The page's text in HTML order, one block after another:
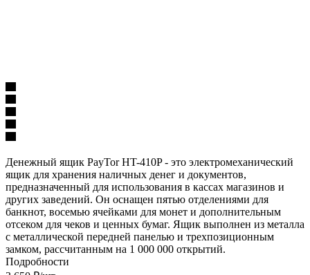
Денежный ящик PayTor HT-410P - это электромеханический
ящик для хранения наличных денег и документов,
предназначенный для использования в кассах магазинов и
других заведений. Он оснащен пятью отделениями для
банкнот, восемью ячейками для монет и дополнительным
отсеком для чеков и ценных бумаг. Ящик выполнен из металла
с металлической передней панелью и трехпозиционным
замком, рассчитанным на 1 000 000 открытий.
Подробности